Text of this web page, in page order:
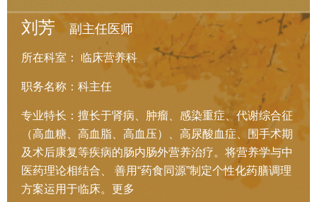
刘芳 副主任医师
所在科室： 临床营养科
职务名称：科主任
专业特长：擅长于肾病、肿瘤、感染重症、代谢综合征
（高血糖、高血脂、高血压）、高尿酸血症、围手术期
及术后康复等疾病的肠内肠外营养治疗。将营养学与中
医药理论相结合、 善用“药食同源”制定个性化药膳调理
方案运用于临床。 更多